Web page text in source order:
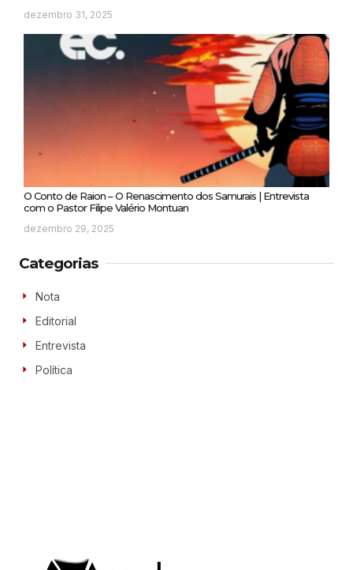
dezembro 31, 2025
O Conto de Raion – O Renascimento dos Samurais | Entrevista
com o Pastor Filipe Valério Montuan
dezembro 29, 2025
Categorias
Nota
Editorial
Entrevista
Política